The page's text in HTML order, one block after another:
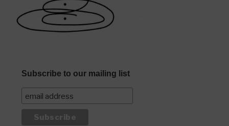
Subscribe to our mailing list